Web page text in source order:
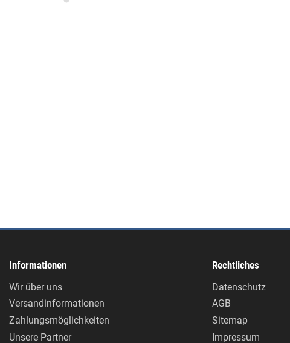
Informationen
Wir über uns
Versandinformationen
Zahlungsmöglichkeiten
Unsere Partner
Rechtliches
Datenschutz
AGB
Sitemap
Impressum